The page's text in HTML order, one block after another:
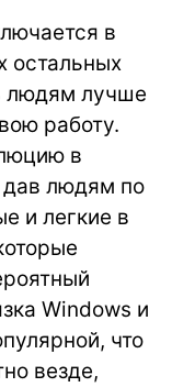
в
остальных
людям лучше
работу.
в
дав людям по
и легкие в
Windows и
что
везде,